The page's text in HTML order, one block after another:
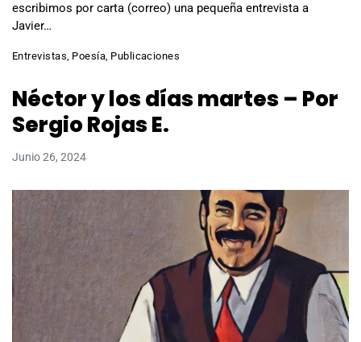
escribimos por carta (correo) una pequeña entrevista a
Javier…
Entrevistas, Poesía, Publicaciones
Néctor y los días martes – Por
Sergio Rojas E.
Junio 26, 2024